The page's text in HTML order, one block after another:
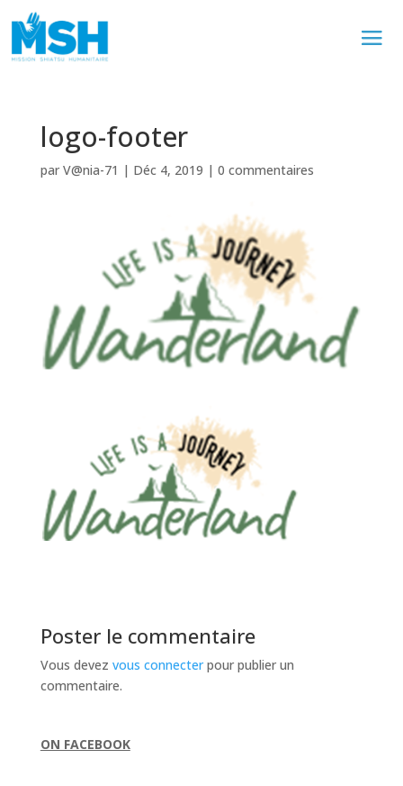
logo-footer
par V@nia-71 | Déc 4, 2019 | 0 commentaires
Poster le commentaire
Vous devez vous connecterpour publier un
commentaire.
ON FACEBOOK